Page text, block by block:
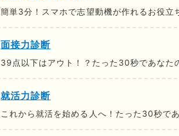
簡単3分！スマホで志望動機が作れるお役立
面接力診断
39点以下はアウト！？たった30秒であなた
就活力診断
これから就活を始める人へ！たった30秒で